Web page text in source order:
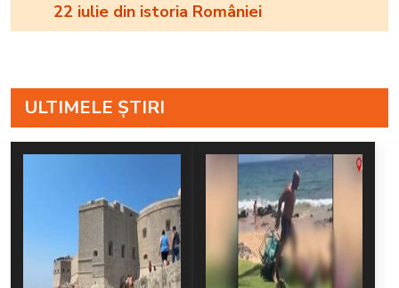
22 iulie din istoria României
ULTIMELE ȘTIRI